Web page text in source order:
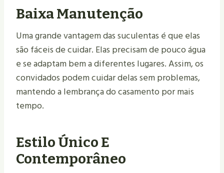
Baixa Manutenção
Uma grande vantagem das suculentas é que elas
são fáceis de cuidar. Elas precisam de pouco água
e se adaptam bem a diferentes lugares. Assim, os
convidados podem cuidar delas sem problemas,
mantendo a lembrança do casamento por mais
tempo.
Estilo Único E
Contemporâneo